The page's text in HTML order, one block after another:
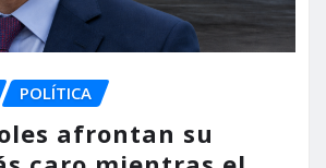
POLÍTICA
afrontan su